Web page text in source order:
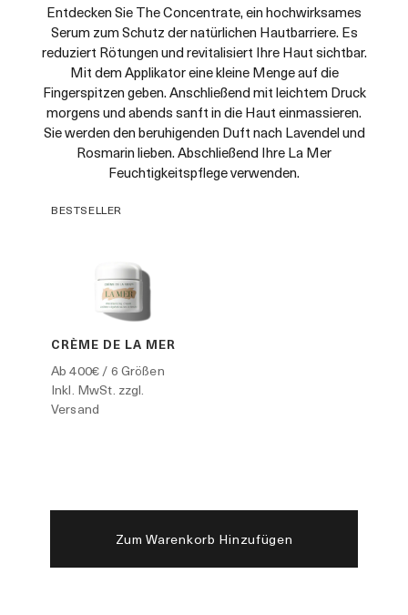
Entdecken Sie The Concentrate, ein hochwirksames
Serum zum Schutz der natürlichen Hautbarriere. Es
reduziert Rötungen und revitalisiert Ihre Haut sichtbar.
Mit dem Applikator eine kleine Menge auf die
Fingerspitzen geben. Anschließend mit leichtem Druck
morgens und abends sanft in die Haut einmassieren.
Sie werden den beruhigenden Duft nach Lavendel und
Rosmarin lieben. Abschließend Ihre La Mer
Feuchtigkeitspflege verwenden.
BESTSELLER
CRÈME DE LA MER
Ab 400€/ 6 Größen
Inkl. MwSt. zzgl.
Versand
Zum Warenkorb Hinzufügen